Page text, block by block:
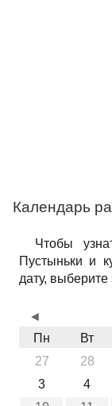
Календарь
Чтобы
Пустыньки и
дату, выберите
Пн
Вт
27
28
3
4
◄